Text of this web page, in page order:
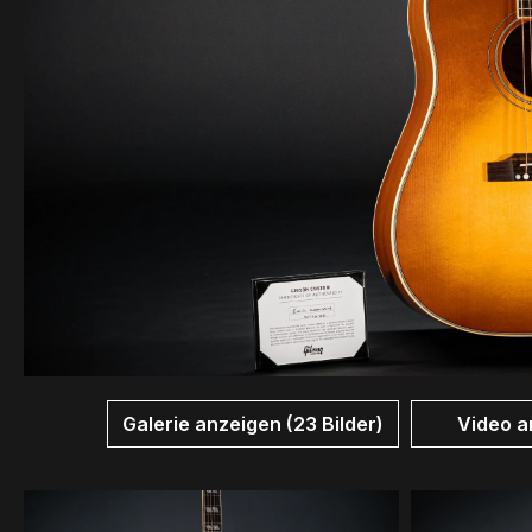
Galerie anzeigen (23 Bilder) Video